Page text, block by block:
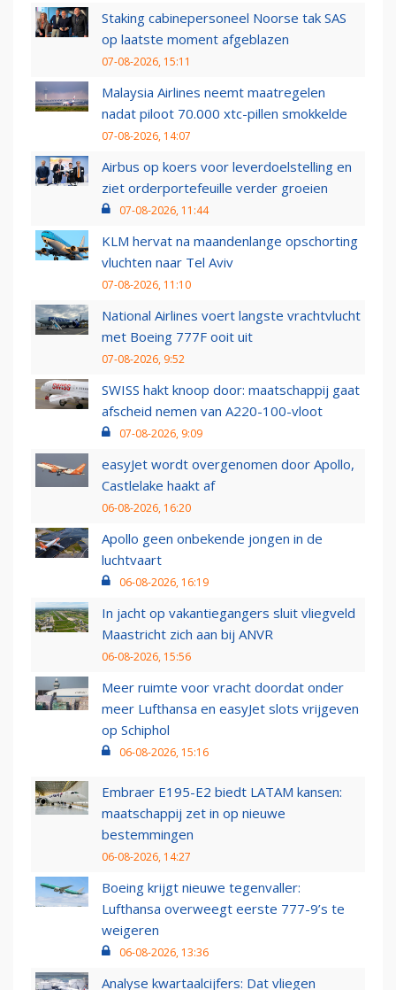
Staking cabinepersoneel Noorse tak SAS
op laatste moment afgeblazen
07-08-2026, 15:11
Malaysia Airlines neemt maatregelen
nadat piloot 70.000 xtc-pillen smokkelde
07-08-2026, 14:07
Airbus op koers voor leverdoelstelling en
ziet orderportefeuille verder groeien
07-08-2026, 11:44
KLM hervat na maandenlange opschorting
vluchten naar Tel Aviv
07-08-2026, 11:10
National Airlines voert langste vrachtvlucht
met Boeing 777F ooit uit
07-08-2026, 9:52
SWISS hakt knoop door: maatschappij gaat
afscheid nemen van A220-100-vloot
07-08-2026, 9:09
easyJet wordt overgenomen door Apollo,
Castlelake haakt af
06-08-2026, 16:20
Apollo geen onbekende jongen in de
luchtvaart
06-08-2026, 16:19
In jacht op vakantiegangers sluit vliegveld
Maastricht zich aan bij ANVR
06-08-2026, 15:56
Meer ruimte voor vracht doordat onder
meer Lufthansa en easyJet slots vrijgeven
op Schiphol
06-08-2026, 15:16
Embraer E195-E2 biedt LATAM kansen:
maatschappij zet in op nieuwe
bestemmingen
06-08-2026, 14:27
Boeing krijgt nieuwe tegenvaller:
Lufthansa overweegt eerste 777-9’s te
weigeren
06-08-2026, 13:36
Analyse kwartaalcijfers: Dat vliegen